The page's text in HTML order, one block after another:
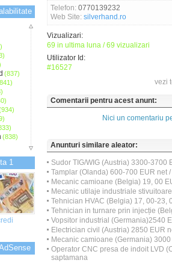
(837)
(838)
(833)
1
Telefon: 0770139232
Web Site: silverhand.ro
Vizualizari:
69 in ultima luna / 69 vizualizari
Utilizator Id:
#16527
vezi
Comentarii pentru acest anunt:
Nici un comentariu
Anunturi similare aleator:
Sudor TIG/WIG (Austria) 3300-3700
Tamplar (Olanda) 600-700 EUR net
Mecanic camioane (Belgia) 19, 00
Mecanic utilaje industriale
Tehnician HVAC (Belgia) 17, 00-23,
Tehnician in turnare prin injecție
Vopsitor industrial (Germania)2540
Electrician civil (Austria) 2850 EUR
Mecanic camioane (Germania)
Operator CNC presa de indoit LVD
saptamana